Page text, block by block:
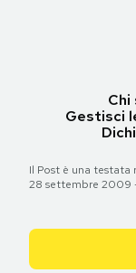
Chi
Gestisci
Il Post è una testata
28 settembre 2009